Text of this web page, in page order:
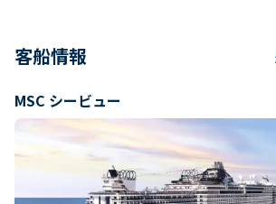
客船情報
MSC シービュー